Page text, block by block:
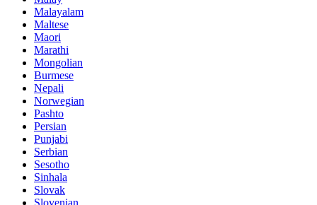
Malayalam
Maltese
Maori
Marathi
Mongolian
Burmese
Nepali
Norwegian
Pashto
Persian
Punjabi
Serbian
Sesotho
Sinhala
Slovak
Slovenian